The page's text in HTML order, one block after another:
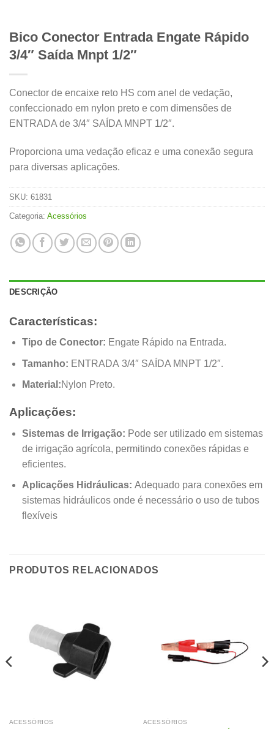
Bico Conector Entrada Engate Rápido
3/4″ Saída Mnpt 1/2″
Conector de encaixe reto HS com anel de vedação,
confeccionado em nylon preto e com dimensões de
ENTRADA de 3/4″ SAÍDA MNPT 1/2″.
Proporciona uma vedação eficaz e uma conexão segura
para diversas aplicações.
SKU: 61831
Categoria: Acessórios
DESCRIÇÃO
Características:
Tipo de Conector: Engate Rápido na Entrada.
Tamanho: ENTRADA 3/4″ SAÍDA MNPT 1/2″.
Material:Nylon Preto.
Aplicações:
Sistemas de Irrigação: Pode ser utilizado em sistemas
de irrigação agrícola, permitindo conexões rápidas e
eficientes.
Aplicações Hidráulicas: Adequado para conexões em
sistemas hidráulicos onde é necessário o uso de tubos
flexíveis
PRODUTOS RELACIONADOS
ACESSÓRIOS ACESSÓRIOS